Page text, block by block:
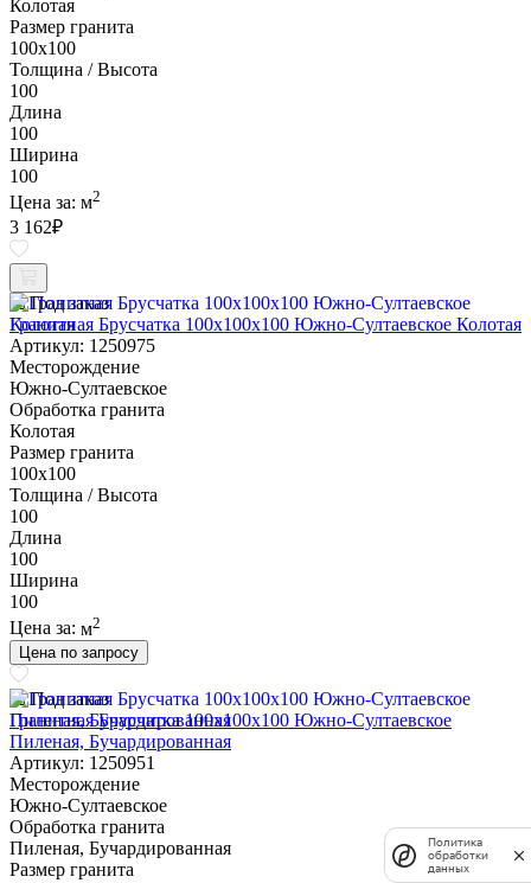
Колотая
Размер гранита
100х100
Толщина / Высота
100
Длина
100
Ширина
100
Цена за: м2
3 162₽
Под заказ
Гранитная Брусчатка 100х100x100 Южно-Султаевское Колотая
Артикул: 1250975
Месторождение
Южно-Султаевское
Обработка гранита
Колотая
Размер гранита
100х100
Толщина / Высота
100
Длина
100
Ширина
100
Цена за: м2
Цена по запросу
Под заказ
Гранитная Брусчатка 100х100x100 Южно-Султаевское
Пиленая, Бучардированная
Артикул: 1250951
Месторождение
Южно-Султаевское
Обработка гранита
Пиленая, Бучардированная
Размер гранита
Политика
обработки
данных